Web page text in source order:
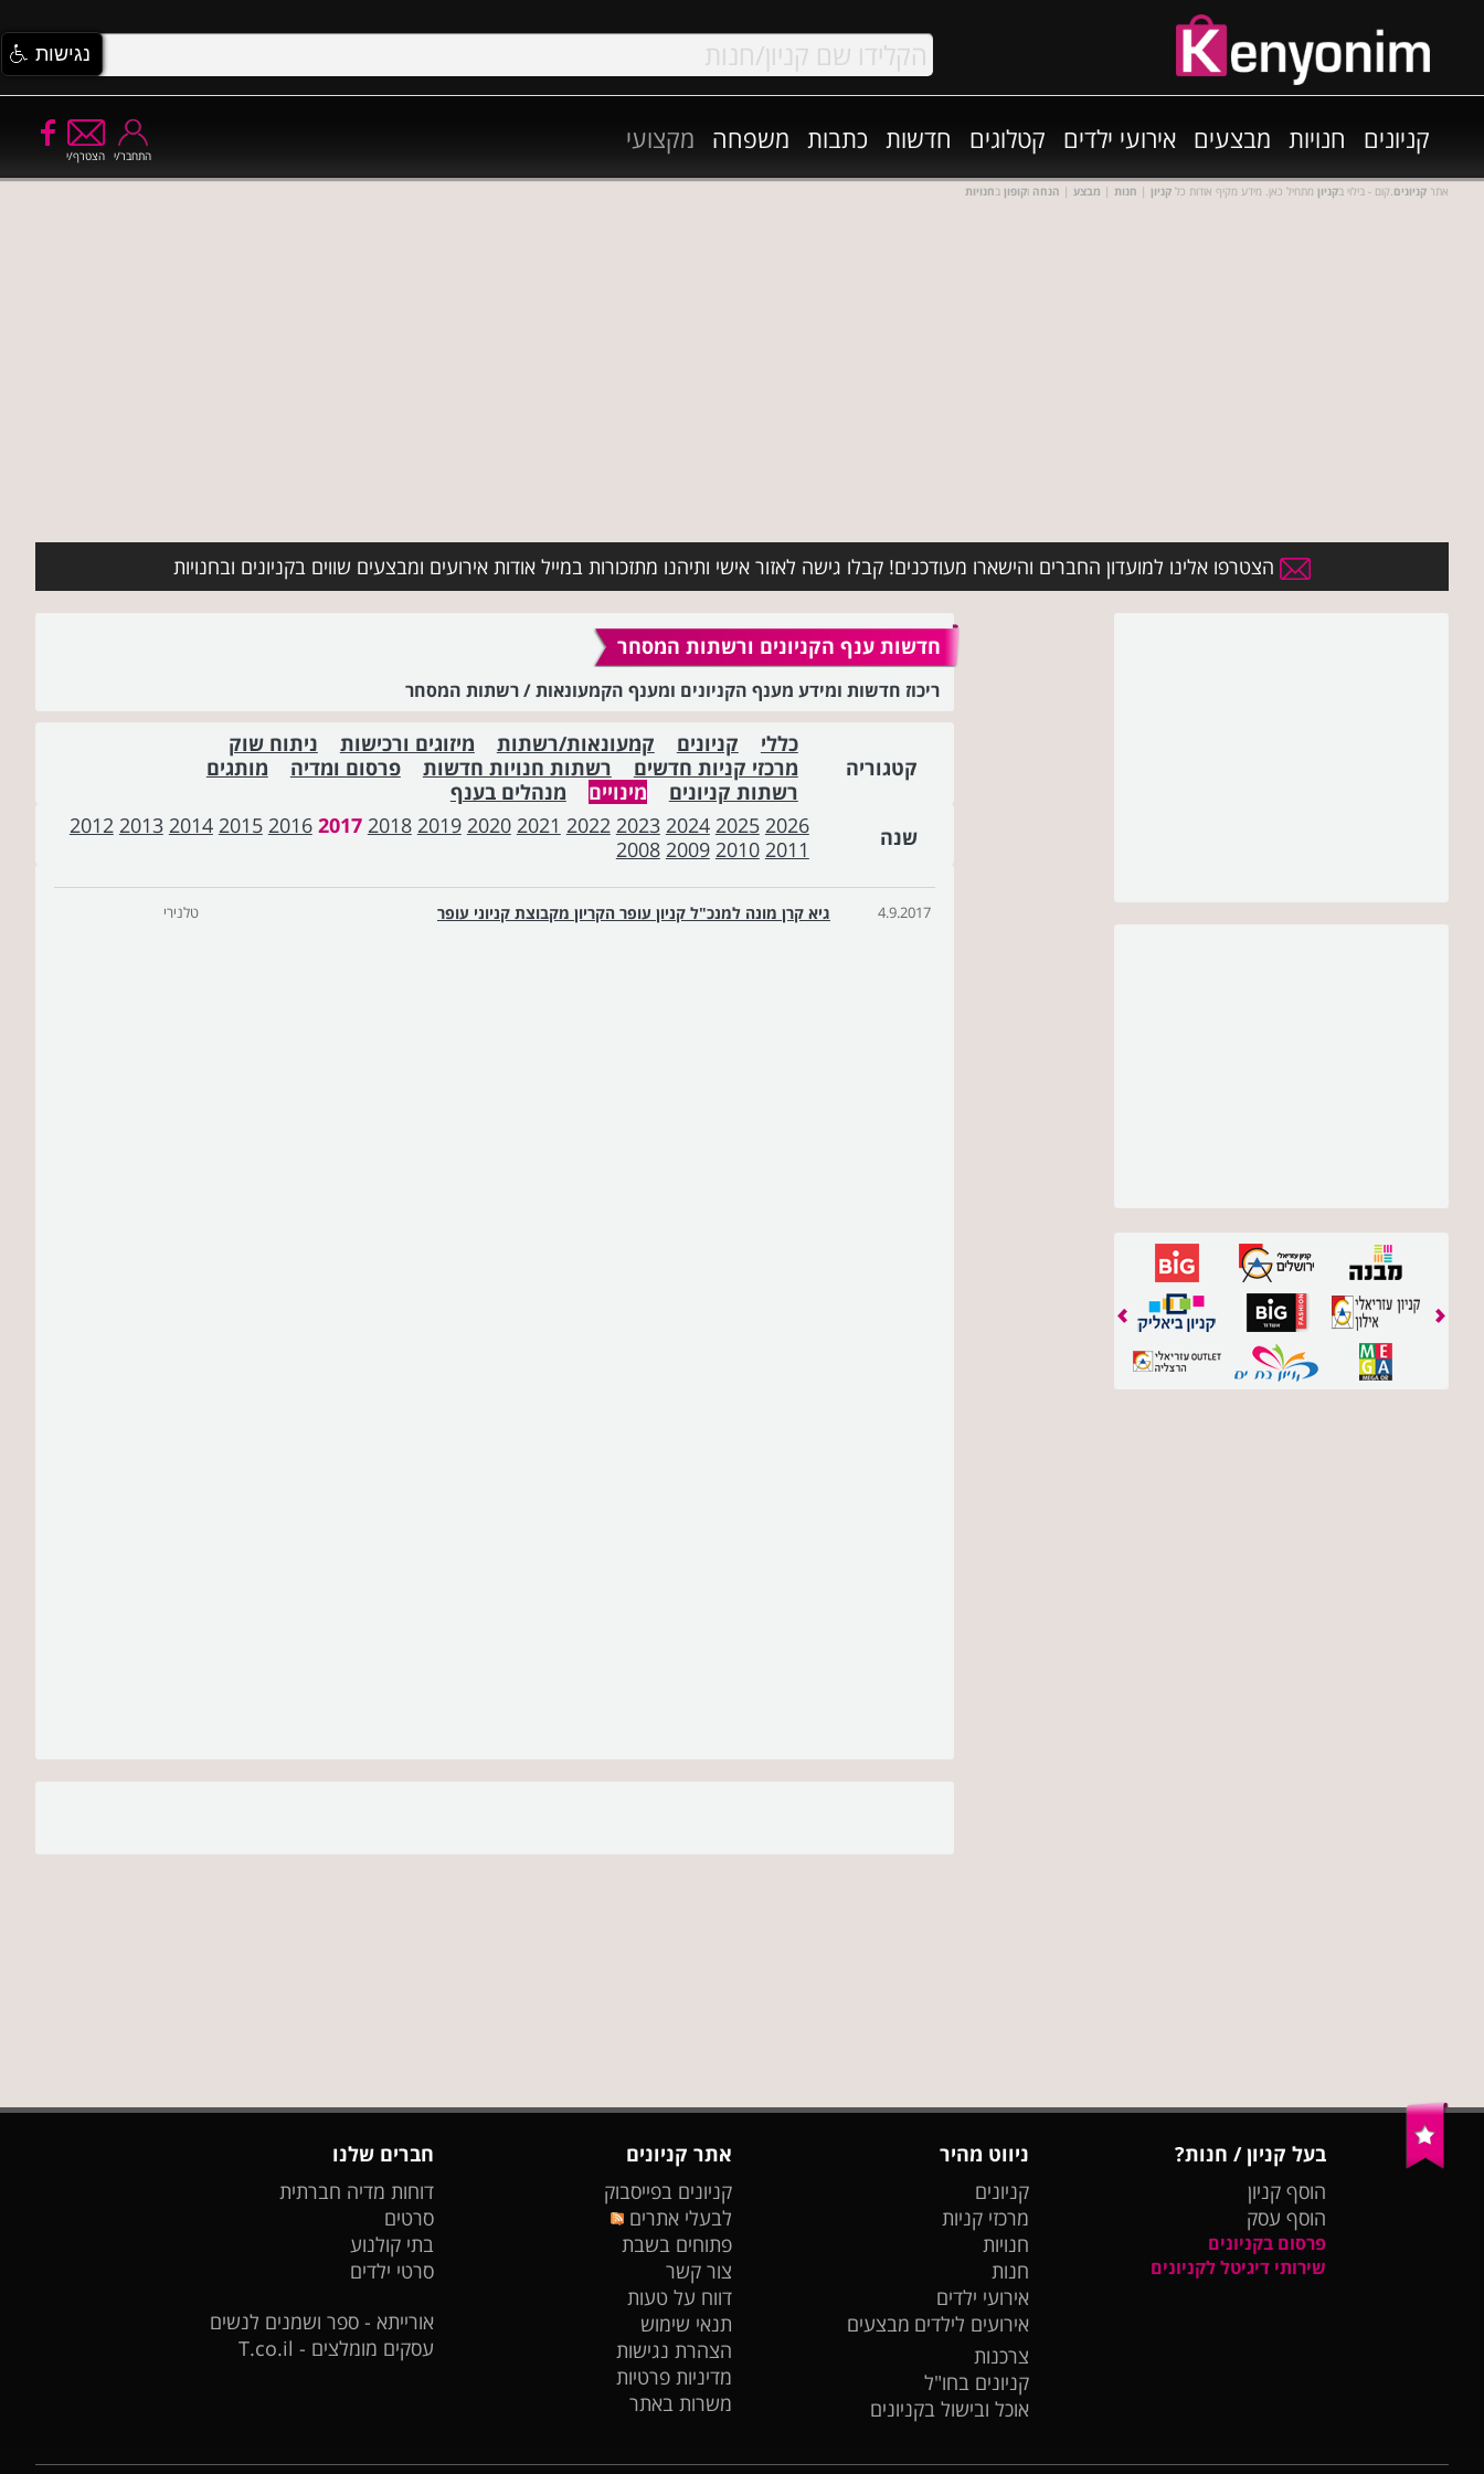
קניונים חנויות מבצעים אירועי ילדים קטלוגים חדשות כתבות משפחה מקצועי
הצטרף/י התחבר/י
אתר קניונים.קום - בילוי בקניון מתחיל כאן. מידע מקיף אודות כל קניון | חנות | מבצע | הנחה וקופון בחנויות
הצטרפו אלינו למועדון החברים והישארו מעודכנים! קבלו גישה לאזור אישי ותיהנו מתזכורות במייל אודות אירועים ומבצעים שווים בקניונים ובחנויות
חדשות ענף הקניונים ורשתות המסחר
ריכוז חדשות ומידע מענף הקניונים ומענף הקמעונאות / רשתות המסחר
קטגוריה
כללי קניונים קמעונאות/רשתות מיזוגים ורכישות
ניתוח שוק
מרכזי קניות חדשים
רשתות חנויות חדשות פרסום ומדיה
מותגים
רשתות קניונים
מינויים
מנהלים בענף
שנה
2026
2025
2024
2023
2022
2021
2020
2019
2018
2017
2016
2015
2014
2013
2012
2011
2010
2009
2008
4.9.2017 גיא קרן מונה למנכ"ל קניון עופר הקריון מקבוצת קניוני עופר טלנירי
בעל קניון / חנות?
הוסף קניון
הוסף עסק
פרסום בקניונים
שירותי דיגיטל לקניונים
ניווט מהיר
קניונים
מרכזי קניות
חנויות
חנות
אירועי ילדים
אירועים לילדים מבצעים
צרכנות
קניונים בחו"ל
אוכל ובישול בקניונים
אתר קניונים
קניונים בפייסבוק
לבעלי אתרים
פתוחים בשבת
צור קשר
דווח על טעות
תנאי שימוש
הצהרת נגישות
מדיניות פרטיות
משרות באתר
חברים שלנו
דוחות מדיה חברתית
סרטים
בתי קולנוע
סרטי ילדים
אורייתא - ספר ושמנים לנשים
עסקים מומלצים - T.co.il
נגישות